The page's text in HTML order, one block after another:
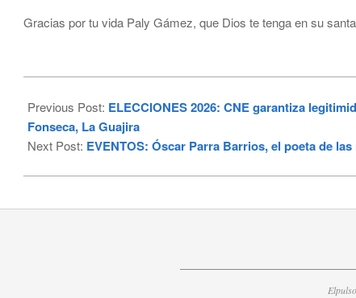
Gracias por tu vida Paly Gámez, que Dios te tenga en su
05-
04
Previous Post: ELECCIONES 2026: CNE garantiza
Fonseca, La Guajira
Next Post: EVENTOS: Óscar Parra Barrios, el poeta de